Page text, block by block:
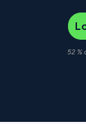
52 %